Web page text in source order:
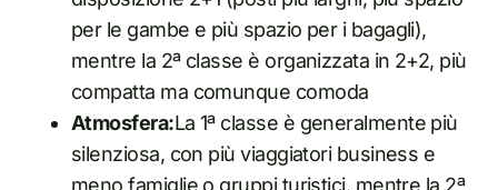
per le gambe e più spazio per i bagagli),
mentre la 2ª classe è organizzata in 2+2, più
compatta ma comunque comoda
Atmosfera:La 1ª classe è generalmente più
silenziosa, con più viaggiatori business e
meno famiglie o gruppi turistici, mentre la 2ª